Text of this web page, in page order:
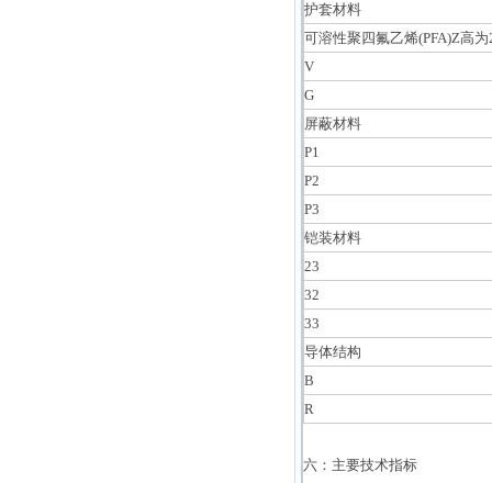
护套材料
可溶性聚四氟乙烯(PFA)Z高
V
G
屏蔽材料
P1
P2
P3
铠装材料
23
32
33
导体结构
B
R
六：主要技术指标